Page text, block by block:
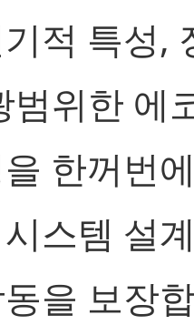
적 특성,
범위한 에
한꺼번
스템 설
을 보장